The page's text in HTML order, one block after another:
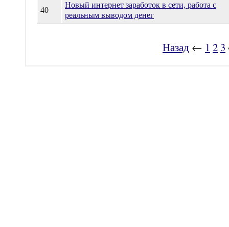
40
Новый интернет заработок в сети, работа с
реальным выводом денег
Назад ← 1 2 3